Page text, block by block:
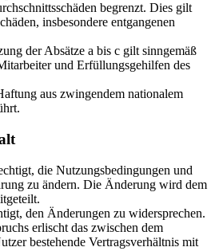
begrenzt. Dies gilt
insbesondere entgangenen
der Absätze a bis c gilt sinngemäß
und Erfüllungsgehilfen des
aus zwingendem nationalem
die Nutzungsbedingungen und
zu ändern. Die Änderung wird dem
den Änderungen zu widersprechen.
erlischt das zwischen dem
bestehende Vertragsverhältnis mit